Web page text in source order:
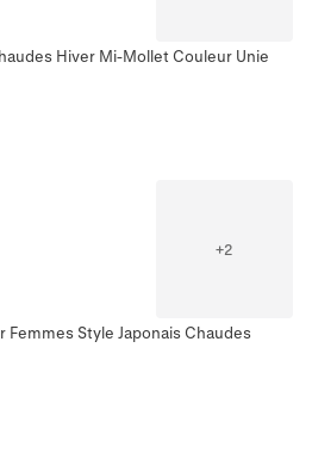
Hiver Mi-Mollet Couleur Unie
+2
Style Japonais Chaudes